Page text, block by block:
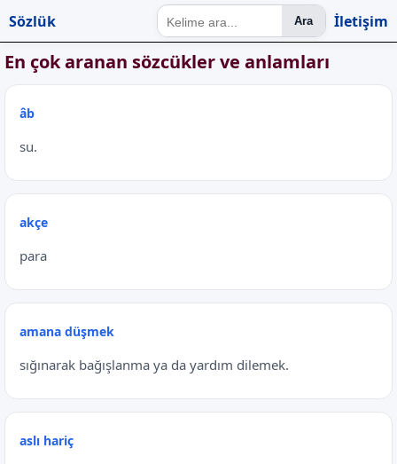
Sözlük Ara İletişim
En çok aranan sözcükler ve anlamları
âb
su.
akçe
para
amana düşmek
sığınarak bağışlanma ya da yardım dilemek.
aslı hariç